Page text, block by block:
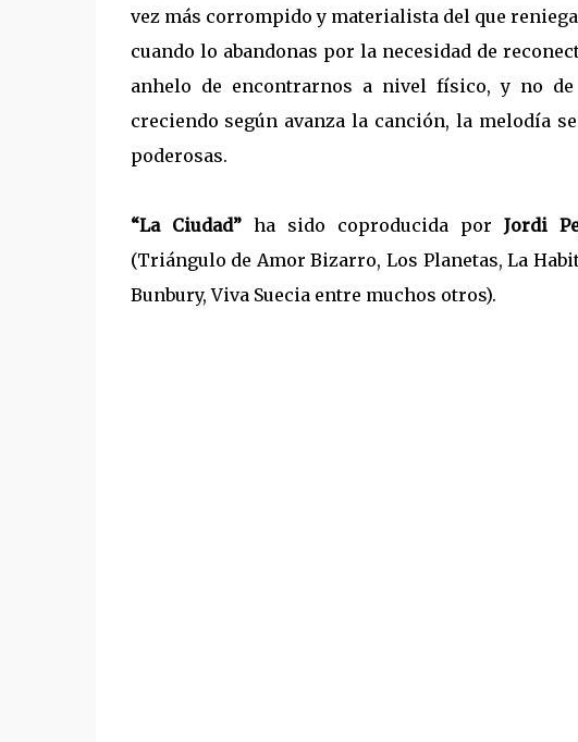
vez más corrompido y materialista del que
cuando lo abandonas por la necesidad de
anhelo de encontrarnos a nivel físico, y no
creciendo según avanza la canción, la melodía
poderosas.
“La Ciudad”ha sido coproducida porJordi
(Triángulo de Amor Bizarro, Los Planetas, La
Bunbury, Viva Suecia entre muchos otros).